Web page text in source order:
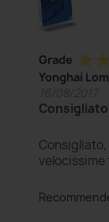
Grade star
Yonghai